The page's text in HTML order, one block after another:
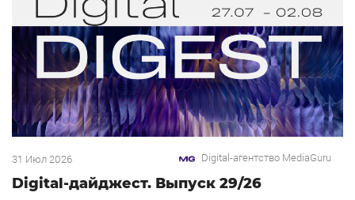
31 Июл 2026 Digital-агентство MediaGuru
Digital-дайджест. Выпуск 29/26